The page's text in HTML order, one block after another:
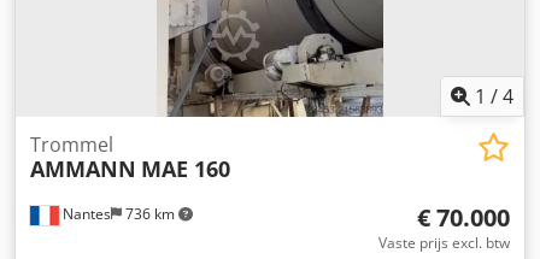
1 /4
Nantes 736 km
Trommel
AMMANN MAE 160
€ 70.000
Vaste prijs excl. btw